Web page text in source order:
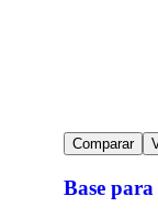
Comparar
Base para